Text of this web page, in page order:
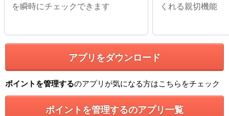
を瞬時にチェックできます
くれる親切機能
アプリをダウンロード
ポイントを管理するのアプリが気になる方はこちらをチェック
ポイントを管理するのアプリ一覧